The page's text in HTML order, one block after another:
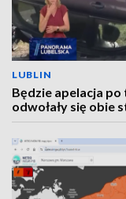
LUBLIN
Będzie apelacja
odwołały się obie